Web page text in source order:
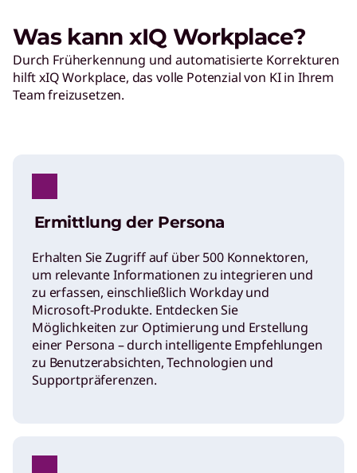
Was kann xIQ Workplace?
Durch Früherkennung und automatisierte Korrekturen
hilft xIQ Workplace, das volle Potenzial von KI in Ihrem
Team freizusetzen.
Ermittlung der Persona
Erhalten Sie Zugriff auf über 500 Konnektoren,
um relevante Informationen zu integrieren und
zu erfassen, einschließlich Workday und
Microsoft-Produkte. Entdecken Sie
Möglichkeiten zur Optimierung und Erstellung
einer Persona – durch intelligente Empfehlungen
zu Benutzerabsichten, Technologien und
Supportpräferenzen.